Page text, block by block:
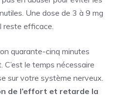
Une dose de 3 à 9 mg
reste efficace.
quarante-cinq minutes
le temps nécessaire
sur votre système nerveux.
de l’effort et retarde la